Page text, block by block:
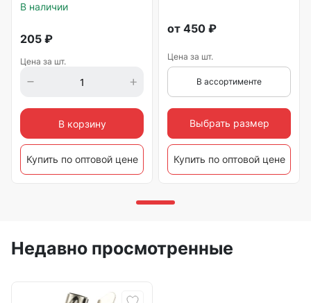
В наличии
205 ₽
Цена за шт.
В корзину
Купить по оптовой цене
от 450 ₽
Цена за шт.
В ассортименте
Выбрать размер
Купить по оптовой цене
Недавно просмотренные